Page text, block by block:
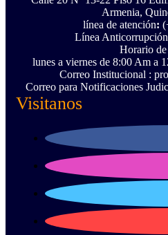
Armenia,
línea de atención:
Línea
Horario
lunes a viernes de 8:00 Am a
Correo Institucional :
Correo para Notificaciones
Visitanos